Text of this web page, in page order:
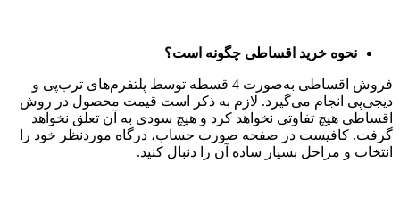
نحوه خرید اقساطی چگونه است؟
فروش اقساطی به‌صورت 4 قسطه توسط پلتفر‌م‌های ترب‌پی و
دیجی‌پی انجام می‌گیرد. لازم به ذکر است قیمت محصول در روش
اقساطی هیچ تفاوتی نخواهد کرد و هیچ سودی به آن تعلق نخواهد
گرفت. کافیست در صفحه صورت حساب، درگاه موردنظر خود را
انتخاب و مراحل بسیار ساده آن را دنبال کنید.